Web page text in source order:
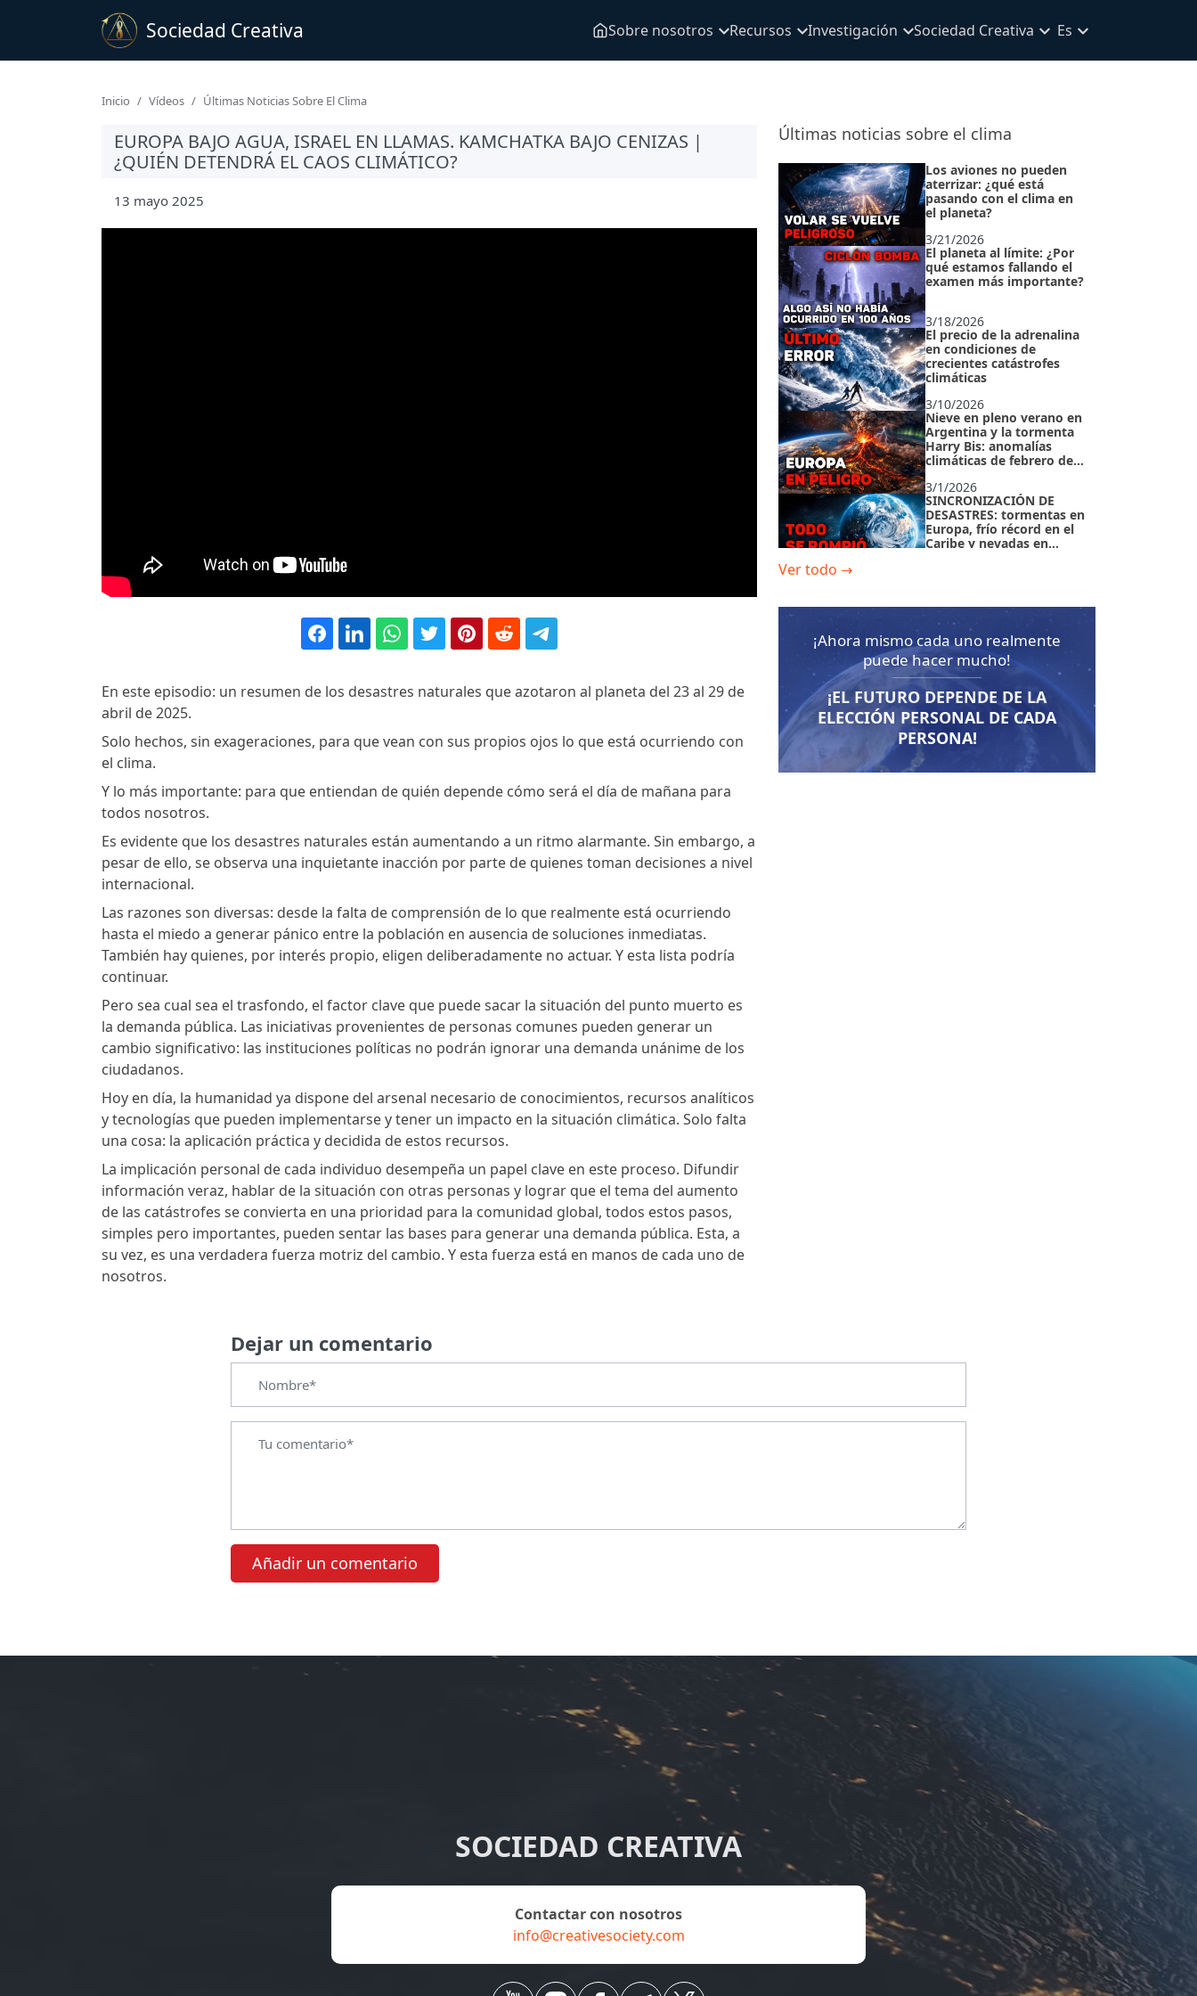
Sociedad Creativa Sobre nosotros Recursos Investigación Sociedad Creativa Es
Inicio Vídeos Últimas Noticias Sobre El Clima
EUROPA BAJO AGUA, ISRAEL EN LLAMAS. KAMCHATKA BAJO CENIZAS |
¿QUIÉN DETENDRÁ EL CAOS CLIMÁTICO?
13 mayo 2025
En este episodio: un resumen de los desastres naturales que azotaron al planeta del 23 al 29 de
abril de 2025.
Solo hechos, sin exageraciones, para que vean con sus propios ojos lo que está ocurriendo con
el clima.
Y lo más importante: para que entiendan de quién depende cómo será el día de mañana para
todos nosotros.
Es evidente que los desastres naturales están aumentando a un ritmo alarmante. Sin embargo, a
pesar de ello, se observa una inquietante inacción por parte de quienes toman decisiones a nivel
internacional.
Las razones son diversas: desde la falta de comprensión de lo que realmente está ocurriendo
hasta el miedo a generar pánico entre la población en ausencia de soluciones inmediatas.
También hay quienes, por interés propio, eligen deliberadamente no actuar. Y esta lista podría
continuar.
Pero sea cual sea el trasfondo, el factor clave que puede sacar la situación del punto muerto es
la demanda pública. Las iniciativas provenientes de personas comunes pueden generar un
cambio significativo: las instituciones políticas no podrán ignorar una demanda unánime de los
ciudadanos.
Hoy en día, la humanidad ya dispone del arsenal necesario de conocimientos, recursos analíticos
y tecnologías que pueden implementarse y tener un impacto en la situación climática. Solo falta
una cosa: la aplicación práctica y decidida de estos recursos.
La implicación personal de cada individuo desempeña un papel clave en este proceso. Difundir
información veraz, hablar de la situación con otras personas y lograr que el tema del aumento
de las catástrofes se convierta en una prioridad para la comunidad global, todos estos pasos,
simples pero importantes, pueden sentar las bases para generar una demanda pública. Esta, a
su vez, es una verdadera fuerza motriz del cambio. Y esta fuerza está en manos de cada uno de
nosotros.
Últimas noticias sobre el clima
Los aviones no pueden
aterrizar: ¿qué está
pasando con el clima en
el planeta?
3/21/2026
El planeta al límite: ¿Por
qué estamos fallando el
examen más importante?
3/18/2026
El precio de la adrenalina
en condiciones de
crecientes catástrofes
climáticas
3/10/2026
Nieve en pleno verano en
Argentina y la tormenta
Harry Bis: anomalías
climáticas de febrero de
3/1/2026
SINCRONIZACIÓN DE
DESASTRES: tormentas en
Europa, frío récord en el
Caribe y nevadas en
planeta ya no puede
afrontar desastres
naturales
2/23/2026
¿Por qué el año 2025 se
convirtió en el PUNTO DE
NO RETORNO? La crisis
geodinámica del planeta
2/15/2026
RESUMEN CLIMÁTICO DEL
AÑO 2025 | Récords
increíbles y tiempo
Ver todo →
¡Ahora mismo cada uno realmente
puede hacer mucho!
¡EL FUTURO DEPENDE DE LA
ELECCIÓN PERSONAL DE CADA
PERSONA!
Dejar un comentario
Añadir un comentario
SOCIEDAD CREATIVA
Contactar con nosotros
info@creativesociety.com